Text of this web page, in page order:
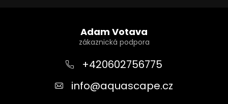
Adam Votava
+420602756775
info@aquascape.cz